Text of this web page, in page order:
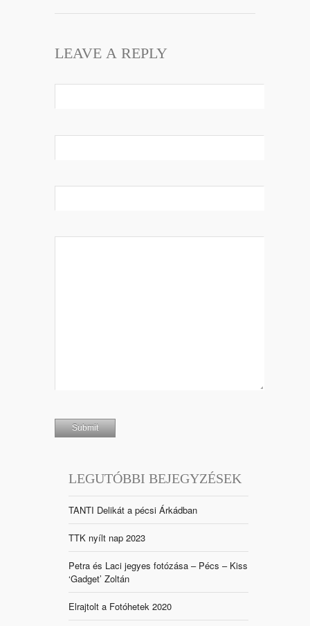
LEAVE A REPLY
LEGUTÓBBI BEJEGYZÉSEK
TANTI Delikát a pécsi Árkádban
TTK nyílt nap 2023
Petra és Laci jegyes fotózása – Pécs – Kiss
‘Gadget’ Zoltán
Elrajtolt a Fotóhetek 2020